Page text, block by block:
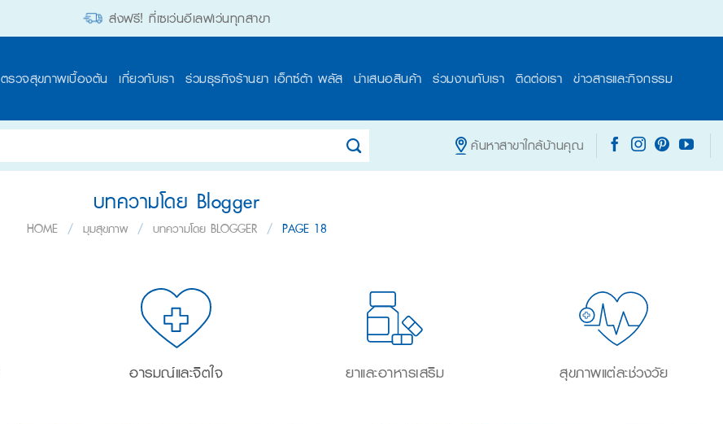
ส่งฟรี! ที่เซเว่นอีเลฟเว่นทุกสาขา
ตรวจสุขภาพเบื้องต้น เกี่ยวกับเรา ร่วมธุรกิจร้านยา เอ็กซ์ต้า พลัส นำเสนอสินค้า ร่วมงานกับเรา ติดต่อเรา ข่าวสารและกิจกรรม
ค้นหาสาขาใกล้บ้านคุณ
บทความโดย Blogger
HOME / มุมสุขภาพ / บทความโดย BLOGGER / PAGE 18
อารมณ์และจิตใจ ยาและอาหารเสริม สุขภาพแต่ละช่วงวัย